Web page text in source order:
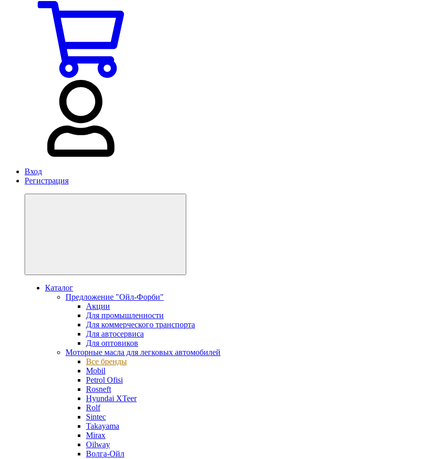
Вход
Регистрация
Каталог
Предложение "Ойл-Форби"
Акции
Для промышленности
Для коммерческого транспорта
Для автосервиса
Для оптовиков
Моторные масла для легковых автомобилей
Все бренды
Mobil
Petrol Ofisi
Rosneft
Hyundai XTeer
Rolf
Sintec
Takayama
Mirax
Oilway
Волга-Ойл